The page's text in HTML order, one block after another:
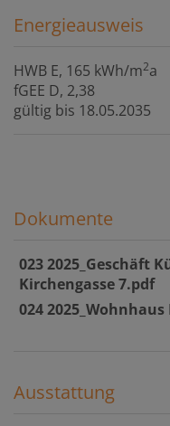
Energieausweis
HWB E, 165 kWh/m2a
fGEE D, 2,38
gültig bis 18.05.2035
Dokumente
023 2025_Geschäft
Kirchengasse 7.pdf
024
Ausstattung